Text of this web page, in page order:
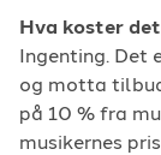
Hva koster
Ingenting. Det
og motta
på 10 % fra
musikernes